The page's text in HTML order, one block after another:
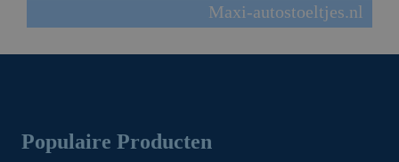
Maxi-autostoeltjes.nl
Populaire Producten